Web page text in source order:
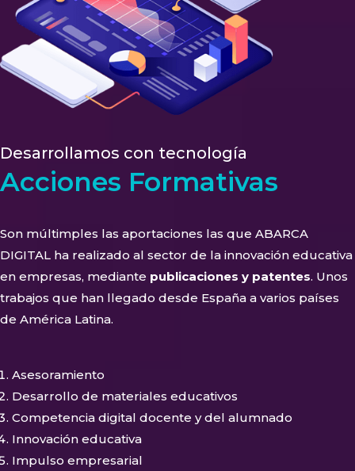
Desarrollamos con tecnología
Acciones Formativas
Son múltimples las aportaciones las que ABARCA
DIGITAL ha realizado al sector de la innovación educativa
en empresas, mediante publicaciones y patentes. Unos
trabajos que han llegado desde España a varios países
de América Latina.
Asesoramiento
Desarrollo de materiales educativos
Competencia digital docente y del alumnado
Innovación educativa
Impulso empresarial